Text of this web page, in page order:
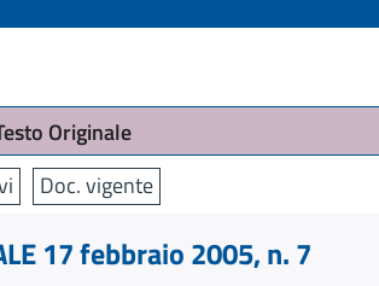
Originale
Doc. vigente
17 febbraio 2005, n. 7